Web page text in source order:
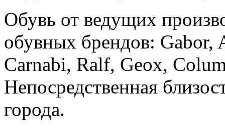
Обувь от ведущих
обувных брендов: Gabor,
Carnabi, Ralf, Geox,
Непосредственная
города.